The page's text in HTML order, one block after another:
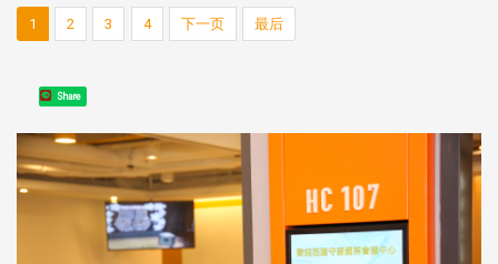
1 2 3 4 下一页 最后
Share